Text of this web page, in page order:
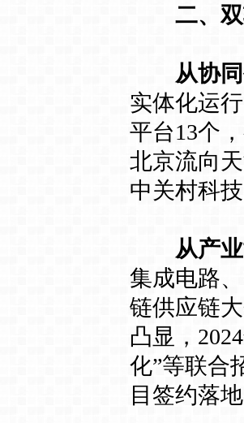
二、双
从协同
实体化运
平台13个
北京流向
中关村科
从产业
集成电路
链供应链
凸显，
化”等联合
目签约落